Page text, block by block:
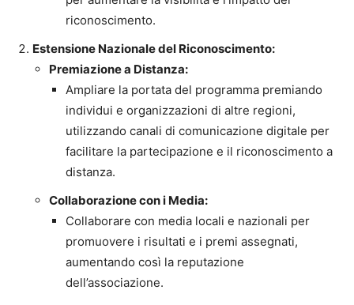
riconoscimento.
Estensione Nazionale del Riconoscimento:
Premiazione a Distanza:
Ampliare la portata del programma premiando
individui e organizzazioni di altre regioni,
utilizzando canali di comunicazione digitale per
facilitare la partecipazione e il riconoscimento a
distanza.
Collaborazione con i Media:
Collaborare con media locali e nazionali per
promuovere i risultati e i premi assegnati,
aumentando così la reputazione
dell’associazione.